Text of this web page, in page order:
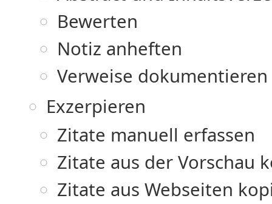
Bewerten
Notiz anheften
Verweise dokumentieren
Exzerpieren
Zitate manuell erfassen
Zitate aus der Vorschau
Zitate aus Webseiten